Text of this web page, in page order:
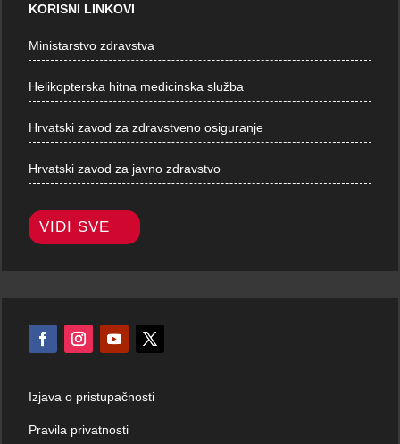
KORISNI LINKOVI
Ministarstvo zdravstva
Helikopterska hitna medicinska služba
Hrvatski zavod za zdravstveno osiguranje
Hrvatski zavod za javno zdravstvo
VIDI SVE
Izjava o pristupačnosti
Pravila privatnosti